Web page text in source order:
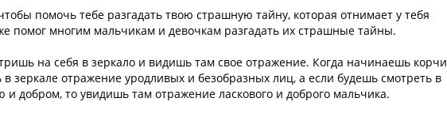
помочь тебе разгадать твою страшную тайну, которая отнимает у тебя
помог многим мальчикам и девочкам разгадать их страшные тайны.
на себя в зеркало и видишь там свое отражение. Когда начинаешь
зеркале отражение уродливых и безобразных лиц, а если будешь смотреть в
и добром, то увидишь там отражение ласкового и доброго мальчика.